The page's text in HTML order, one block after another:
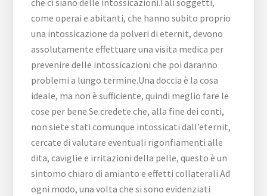
che ci siano delle intossicazioni.Tali soggetti,
come operai e abitanti, che hanno subito proprio
una intossicazione da polveri di eternit, devono
assolutamente effettuare una visita medica per
prevenire delle intossicazioni che poi daranno
problemi a lungo termine.Una doccia è la cosa
ideale, ma non è sufficiente, quindi meglio fare le
cose per bene.Se credete che, alla fine dei conti,
non siete stati comunque intossicati dall’eternit,
cercate di valutare eventuali rigonfiamenti alle
dita, caviglie e irritazioni della pelle, questo è un
sintomo chiaro di amianto e effetti collaterali.Ad
ogni modo, una volta che si sono evidenziati